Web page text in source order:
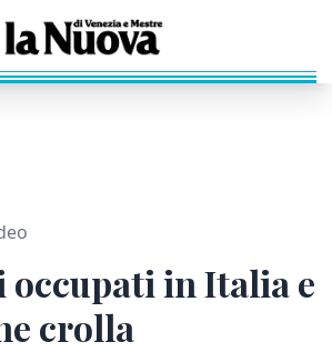
occupati in Italia e
crolla